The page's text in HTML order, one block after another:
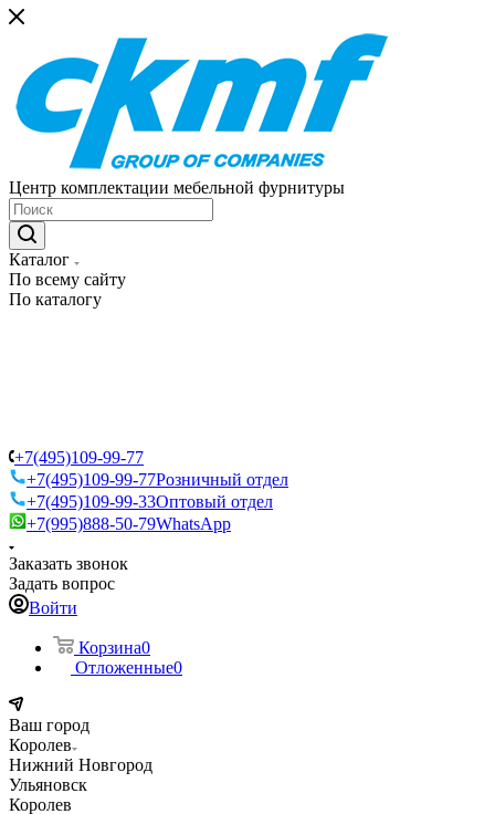
Центр комплектации мебельной фурнитуры
Каталог
По всему сайту
По каталогу
+7(495)109-99-77
+7(495)109-99-77Розничный отдел
+7(495)109-99-33Оптовый отдел
+7(995)888-50-79WhatsApp
Заказать звонок
Задать вопрос
Войти
Корзина0
Отложенные0
Ваш город
Королев
Нижний Новгород
Ульяновск
Королев